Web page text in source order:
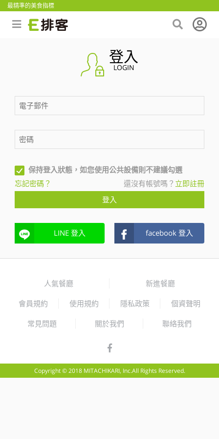
最精準的美食指標
登入
LOGIN
保持登入狀態，如您使用公共設備則不建議勾選
忘記密碼？
還沒有帳號嗎？ 立即註冊
登入
LINE 登入 facebook 登入
人氣餐廳 新進餐廳
會員規約 使用規約 隱私政策 個資聲明
常見問題 關於我們 聯絡我們
Copyright © 2018 MITACHIKARI, Inc.All Rights Reserved.